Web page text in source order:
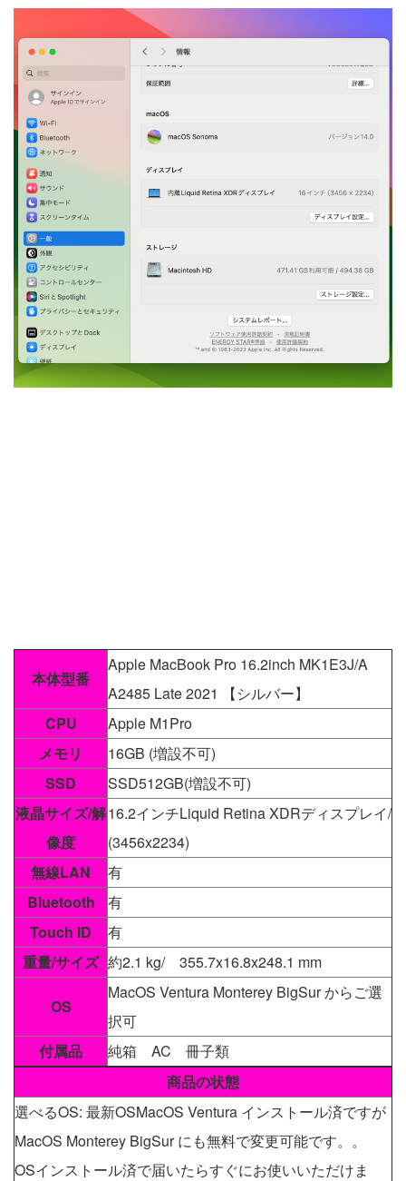
本体型番
Apple MacBook Pro 16.2inch MK1E3J/A
A2485 Late 2021 【シルバー】
CPU
Apple M1Pro
メモリ
16GB (増設不可)
SSD
SSD512GB(増設不可)
液晶サイズ/解
像度
16.2インチLiquid Retina XDRディスプレイ/
(3456x2234)
無線LAN
有
Bluetooth
有
Touch ID
有
重量/サイズ 約2.1 kg/ 355.7x16.8x248.1 mm
OS
MacOS Ventura Monterey BigSur からご選
択可
付属品
純箱 AC 冊子類
商品の状態
選べるOS: 最新OSMacOS Ventura インストール済ですが
MacOS Monterey BigSur にも無料で変更可能です。。
OSインストール済で届いたらすぐにお使いいただけま